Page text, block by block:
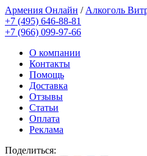
Армения Онлайн / Алкоголь
+7 (495) 646-88-81
+7 (966) 099-97-66
О компании
Контакты
Помощь
Доставка
Отзывы
Статьи
Оплата
Реклама
Поделиться: